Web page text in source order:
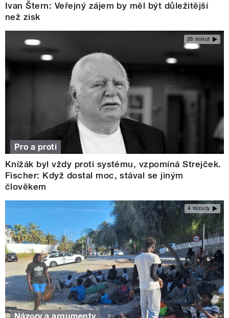
Ivan Štern: Veřejný zájem by měl být důležitější
než zisk
26 minut
Pro a proti
Knížák byl vždy proti systému, vzpomíná Strejček.
Fischer: Když dostal moc, stával se jiným
člověkem
4 minuty